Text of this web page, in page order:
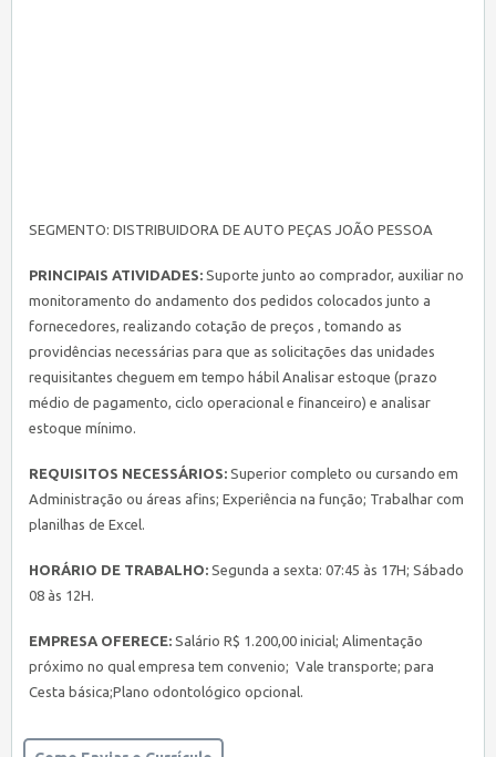
SEGMENTO: DISTRIBUIDORA DE AUTO PEÇAS JOÃO PESSOA
PRINCIPAIS ATIVIDADES: Suporte junto ao comprador, auxiliar no
monitoramento do andamento dos pedidos colocados junto a
fornecedores, realizando cotação de preços , tomando as
providências necessárias para que as solicitações das unidades
requisitantes cheguem em tempo hábil Analisar estoque (prazo
médio de pagamento, ciclo operacional e financeiro) e analisar
estoque mínimo.
REQUISITOS NECESSÁRIOS: Superior completo ou cursando em
Administração ou áreas afins; Experiência na função; Trabalhar com
planilhas de Excel.
HORÁRIO DE TRABALHO: Segunda a sexta: 07:45 às 17H; Sábado
08 às 12H.
EMPRESA OFERECE: Salário R$ 1.200,00 inicial; Alimentação
próximo no qual empresa tem convenio; Vale transporte; para
Cesta básica;Plano odontológico opcional.